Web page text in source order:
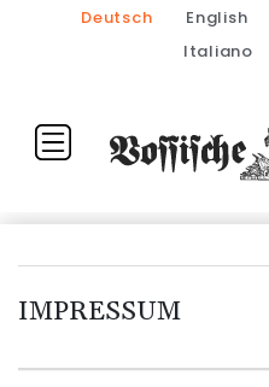
Deutsch English
Italiano
IMPRESSUM